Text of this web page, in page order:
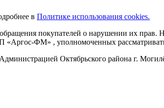
в Политике использования cookies.
покупателей о нарушении их
«Аргос-ФМ» , уполномоченных
Октябрьского района г.